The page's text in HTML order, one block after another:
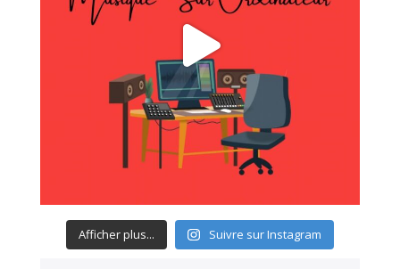
Afficher plus... Suivre sur Instagram